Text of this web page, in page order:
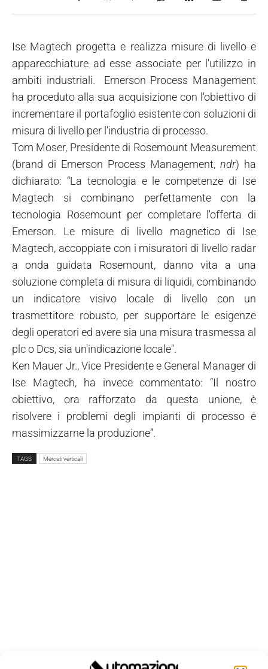
Ise Magtech progetta e realizza misure di livello e
apparecchiature ad esse associate per l'utilizzo in
ambiti industriali. Emerson Process Management
ha proceduto alla sua acquisizione con l'obiettivo di
incrementare il portafoglio esistente con soluzioni di
misura di livello per l'industria di processo.
Tom Moser, Presidente di Rosemount Measurement
(brand di Emerson Process Management, ndr) ha
dichiarato: “La tecnologia e le competenze di Ise
Magtech si combinano perfettamente con la
tecnologia Rosemount per completare l'offerta di
Emerson. Le misure di livello magnetico di Ise
Magtech, accoppiate con i misuratori di livello radar
a onda guidata Rosemount, danno vita a una
soluzione completa di misura di liquidi, combinando
un indicatore visivo locale di livello con un
trasmettitore robusto, per supportare le esigenze
degli operatori ed avere sia una misura trasmessa al
plc o Dcs, sia un'indicazione locale".
Ken Mauer Jr., Vice Presidente e General Manager di
Ise Magtech, ha invece commentato: “Il nostro
obiettivo, ora rafforzato da questa unione, è
risolvere i problemi degli impianti di processo e
massimizzarne la produzione”.
TAGS Mercati verticali